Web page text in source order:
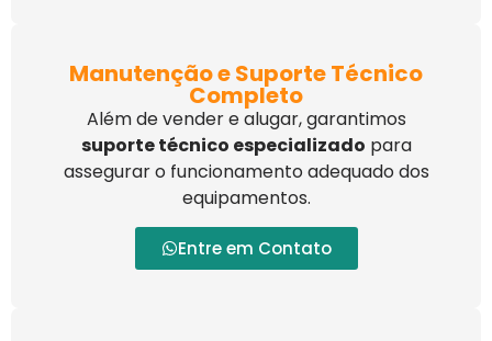
Manutenção e Suporte Técnico
Completo
Além de vender e alugar, garantimos
suporte técnico especializado para
assegurar o funcionamento adequado dos
equipamentos.
Entre em Contato